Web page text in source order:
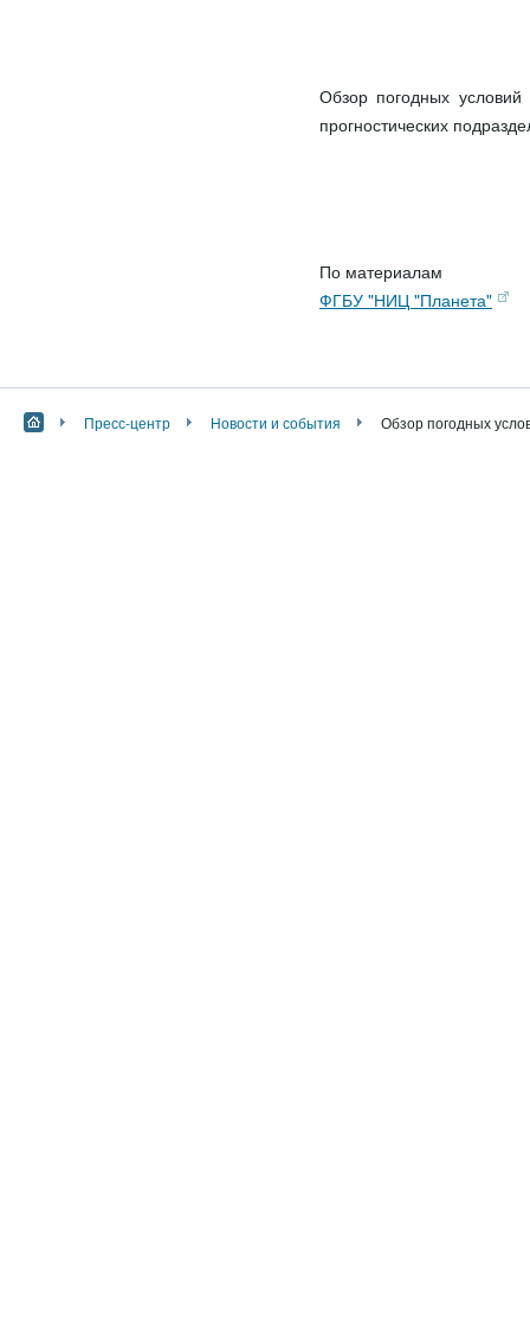
Обзор погодных
прогностических
По материалам
ФГБУ "НИЦ "Планета"
Пресс-центр Новости и события Обзор погодных